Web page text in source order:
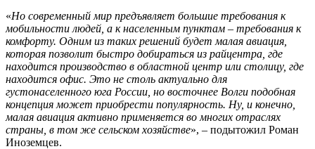
«Но современный мир предъявляет большие требования к
мобильности людей, а к населенным пунктам – требования к
комфорту. Одним из таких решений будет малая авиация,
которая позволит быстро добираться из райцентра, где
находится производство в областной центр или столицу, где
находится офис. Это не столь актуально для
густонаселенного юга России, но восточнее Волги подобная
концепция может приобрести популярность. Ну, и конечно,
малая авиация активно применяется во многих отраслях
страны, в том же сельском хозяйстве», – подытожил Роман
Иноземцев.